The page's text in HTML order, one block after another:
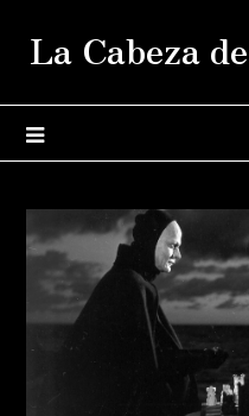
La Cabeza